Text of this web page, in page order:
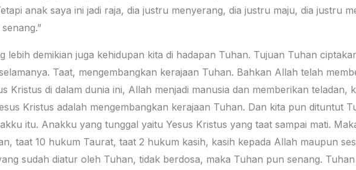
anak saya ini jadi raja, dia justru menyerang, dia justru maju, dia justru
lebih demikian juga kehidupan kita di hadapan Tuhan. Tujuan Tuhan
Taat, mengembangkan kerajaan Tuhan. Bahkan Allah telah
Kristus di dalam dunia ini, Allah menjadi manusia dan memberikan teladan,
Kristus adalah mengembangkan kerajaan Tuhan. Dan kita pun dituntut
itu. Anakku yang tunggal yaitu Yesus Kristus yang taat sampai mati.
taat 10 hukum Taurat, taat 2 hukum kasih, kasih kepada Allah maupun
sudah diatur oleh Tuhan, tidak berdosa, maka Tuhan pun senang.